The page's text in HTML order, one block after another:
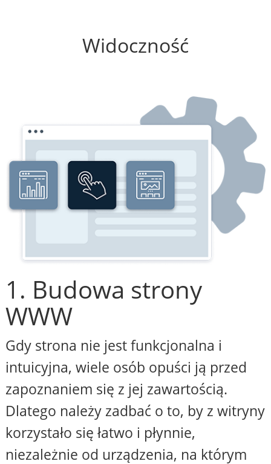
Widoczność
1. Budowa strony
WWW
Gdy strona nie jest funkcjonalna i
intuicyjna, wiele osób opuści ją przed
zapoznaniem się z jej zawartością.
Dlatego należy zadbać o to, by z witryny
korzystało się łatwo i płynnie,
niezależnie od urządzenia, na którym